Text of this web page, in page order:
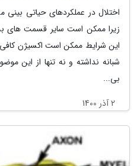
اختلال در عملکردهای حیاتی
زیرا ممکن است سایر قسمت های
این شرایط ممکن است اکسیژن
شبانه نداشته و نه تنها از این
بی...
2 آذر 1400